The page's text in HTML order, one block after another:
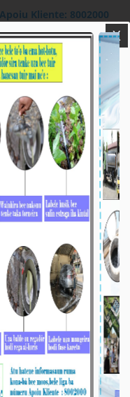
Apoiu Kliente: 8002000
ba Setór Bee
2025
X